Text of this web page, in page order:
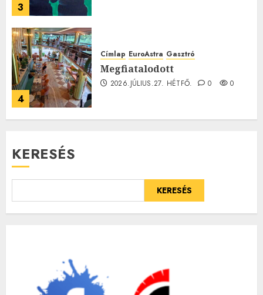
3
4
Címlap EuroAstra Gasztró
Megfiatalodott
2026.JÚLIUS.27. HÉTFŐ. 0 0
KERESÉS
KERESÉS